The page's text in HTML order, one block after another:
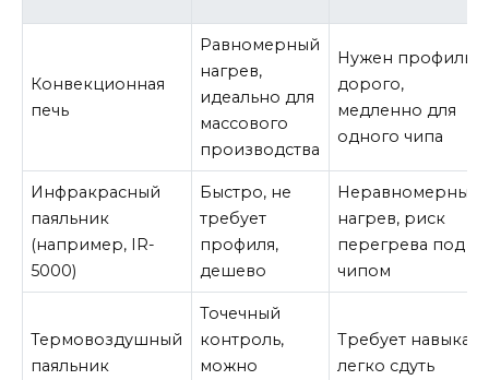
Конвекционная
печь
Равномерный
нагрев,
идеально для
массового
производства
Нужен профиль,
дорого,
медленно для
одного чипа
Инфракрасный
паяльник
(например, IR-
5000)
Быстро, не
требует
профиля,
дешево
Неравномерный
нагрев, риск
перегрева под
чипом
Термовоздушный
паяльник
Точечный
контроль,
можно
Требует навыка,
легко сдуть